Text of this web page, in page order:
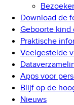
Download de
Geboorte kind
Praktische
Veelgestelde
Apps voor
Blijf op de
Nieuws